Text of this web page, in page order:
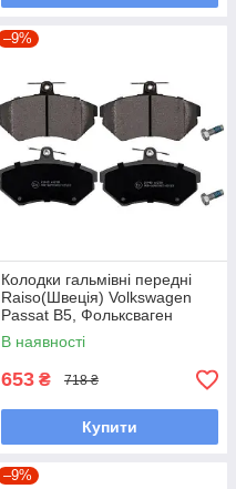
–9%
Колодки гальмівні передні
Raiso(Швеція) Volkswagen
Passat B5, Фольксваген
Пасат B5 94-01 #RP1266
UALFJRA7
В наявності
653 ₴ 718 ₴
Купити
–9%